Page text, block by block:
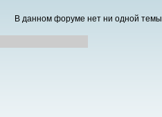
В данном форуме нет ни одной темы